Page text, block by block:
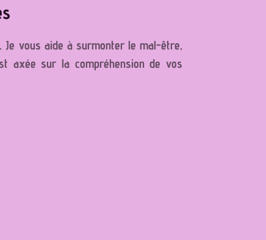
vous aide à surmonter le mal-être,
axée sur la compréhension de vos